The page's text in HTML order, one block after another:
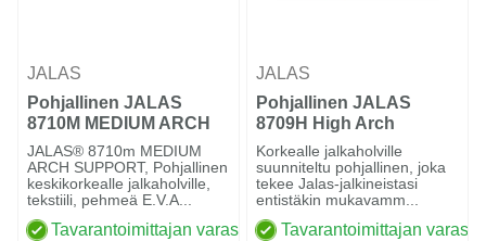
JALAS
Pohjallinen JALAS
8710M MEDIUM ARCH
JALAS® 8710m MEDIUM
ARCH SUPPORT, Pohjallinen
keskikorkealle jalkaholville,
tekstiili, pehmeä E.V.A...
Tavarantoimittajan varastossa
JALAS
Pohjallinen JALAS
8709H High Arch
Korkealle jalkaholville
suunniteltu pohjallinen, joka
tekee Jalas-jalkineistasi
entistäkin mukavamm...
Tavarantoimittajan